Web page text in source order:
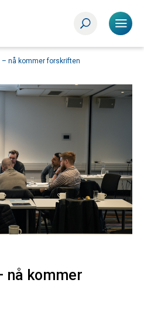
– nå kommer forskriften
nå kommer